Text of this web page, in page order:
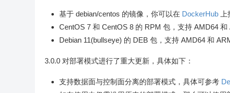
基于 debian/centos 的镜像，你可以在 DockerHub
CentOS 7 和 CentOS 8 的 RPM 包，支持 AMD64
Debian 11(bullseye) 的 DEB 包，支持 AMD64 和
3.0.0 对部署模式进行了重大更新，具体如下：
支持数据面与控制面分离的部署模式，具体可参考